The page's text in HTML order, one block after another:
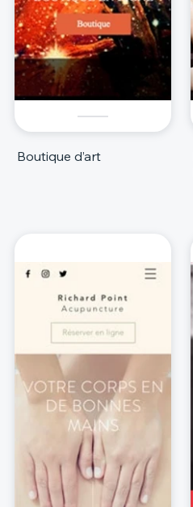
Boutique d’art